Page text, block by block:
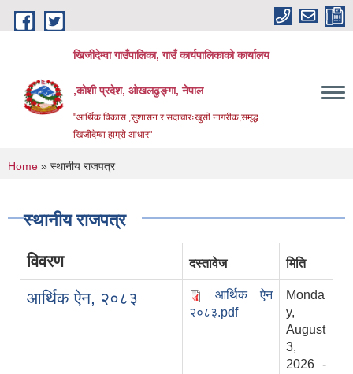
Skip to main content
खिजीदेम्वा गाउँपालिका, गाउँ कार्यपालिकाको कार्यालय
,कोशी प्रदेश, ओखलढुङ्गा, नेपाल
"आर्थिक विकास ,सुशासन र सदाचारःखुसी नागरीक,समृद्ध
खिजीदेम्वा हाम्रो आधार"
You are here
Home » स्थानीय राजपत्र
स्थानीय राजपत्र
विवरण दस्तावेज मिति
आर्थिक ऐन, २०८३
आर्थिक ऐन
२०८३.pdf
Monda
y,
August
3,
2026 -